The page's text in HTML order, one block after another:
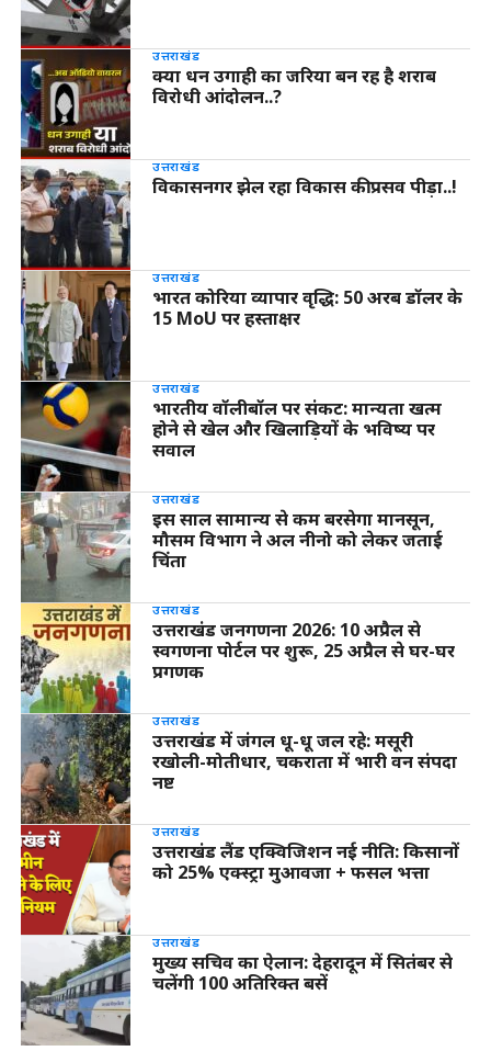
उत्तराखंड
क्या धन उगाही का जरिया बन रह है शराब
विरोधी आंदोलन..?
उत्तराखंड
विकासनगर झेल रहा विकास की प्रसव पीड़ा..!
उत्तराखंड
भारत कोरिया व्यापार वृद्धि: 50 अरब डॉलर के
15 MoU पर हस्ताक्षर
उत्तराखंड
भारतीय वॉलीबॉल पर संकट: मान्यता खत्म
होने से खेल और खिलाड़ियों के भविष्य पर
सवाल
उत्तराखंड
इस साल सामान्य से कम बरसेगा मानसून,
मौसम विभाग ने अल नीनो को लेकर जताई
चिंता
उत्तराखंड
उत्तराखंड जनगणना 2026: 10 अप्रैल से
स्वगणना पोर्टल पर शुरू, 25 अप्रैल से घर-घर
प्रगणक
उत्तराखंड
उत्तराखंड में जंगल धू-धू जल रहे: मसूरी
रखोली-मोतीधार, चकराता में भारी वन संपदा
नष्ट
उत्तराखंड
उत्तराखंड लैंड एक्विजिशन नई नीति: किसानों
को 25% एक्स्ट्रा मुआवजा + फसल भत्ता
उत्तराखंड
मुख्य सचिव का ऐलान: देहरादून में सितंबर से
चलेंगी 100 अतिरिक्त बसें